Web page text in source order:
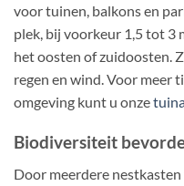
voor tuinen, balkons en
plek, bij voorkeur 1,5 tot 3
het oosten of zuidoosten.
regen en wind. Voor meer
omgeving kunt u onze
Biodiversiteit
Door meerdere